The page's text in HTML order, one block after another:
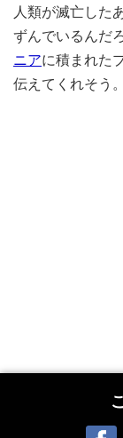
人類が滅亡した
ずんでいるんだ
ニアに積まれた
伝えてくれそう。